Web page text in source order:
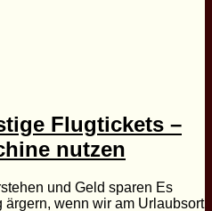
Flugtickets –
nutzen
und Geld sparen Es
ärgern, wenn wir am Urlaubsort